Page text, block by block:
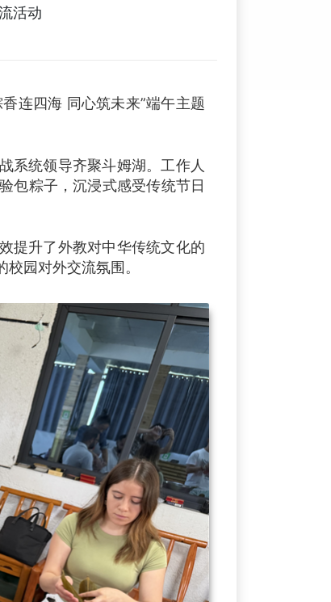
活动
连四海 同心筑未来”端午主题
系统领导齐聚斗姆湖。工作人
包粽子，沉浸式感受传统节日
提升了外教对中华传统文化的
园对外交流氛围。